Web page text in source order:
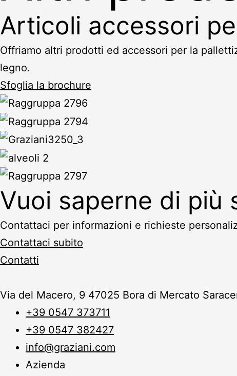
Articoli accessori
Offriamo altri prodotti ed accessori per la
legno.
Sfoglia la brochure
Vuoi saperne di più
Contattaci per informazioni e richieste
Contattaci subito
Contatti
Via del Macero, 9 47025 Bora di Mercato
+39 0547 373711
+39 0547 382427
info@graziani.com
Azienda